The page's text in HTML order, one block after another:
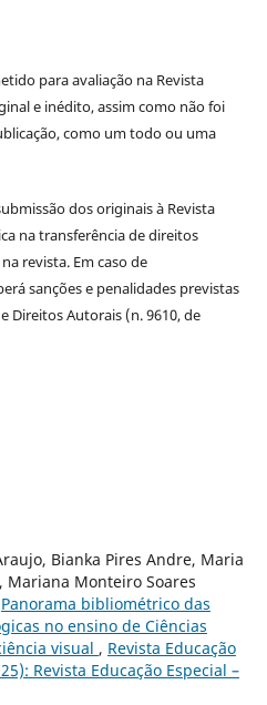
para avaliação na Revista
e inédito, assim como não foi
como um todo ou uma
dos originais à Revista
na transferência de direitos
revista. Em caso de
sanções e penalidades previstas
Direitos Autorais (n. 9610, de
Bianka Pires Andre, Maria
Mariana Monteiro Soares
Panorama bibliométrico das
no ensino de Ciências
visual , Revista Educação
Revista Educação Especial –